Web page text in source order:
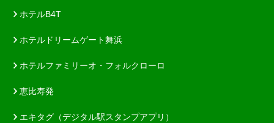
ホテルB4T
ホテルドリームゲート舞浜
ホテルファミリーオ・フォルクローロ
恵比寿発
エキタグ（デジタル駅スタンプアプリ）